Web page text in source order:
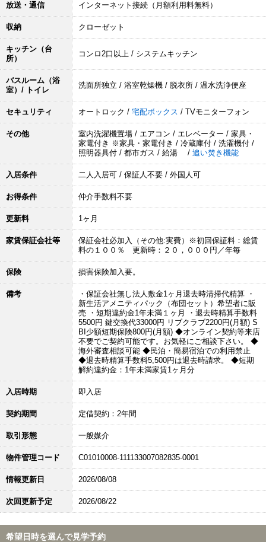
放送・通信 インターネット接続（月額利用料無料）
収納 クローゼット
キッチン（台
所）
コンロ2口以上 / システムキッチン
バスルーム（浴
室）/ トイレ
洗面所独立 / 浴室乾燥機 / 脱衣所 / 温水洗浄便座
セキュリティ オートロック / 宅配ボックス / TVモニターフォン
その他
室内洗濯機置場 / エアコン / エレベーター / 家具・
家電付き ※家具・家電付き / 冷蔵庫付 / 洗濯機付 /
照明器具付 / 都市ガス / 給湯 / 追い焚き機能
入居条件 二人入居可 / 保証人不要 / 外国人可
お得条件 仲介手数料不要
更新料 1ヶ月
家賃保証会社等
保証会社必加入（その他:実費）※初回保証料：総賃
料の１００％ 更新時：２０，０００円／年毎
保険 損害保険加入要。
備考
・保証会社無し法人敷金1ヶ月退去時清掃代精算 ・
新生活アメニティパック（布団セット）希望者に販
売 ・短期違約金1年未満１ヶ月 ・退去時精算手数料
5500円 鍵交換代33000円 リブクラブ2200円(月額) S
BI少額短期保険800円(月額) ◆オンライン契約等来店
不要でご契約可能です。お気軽にご相談下さい。 ◆
海外審査相談可能 ◆民泊・簡易宿泊での利用禁止
◆退去時精算手数料5,500円は退去時請求。 ◆短期
解約違約金：1年未満家賃1ヶ月分
入居時期 即入居
契約期間 定借契約：2年間
取引形態 一般媒介
物件管理コード C01010008-111133007082835-0001
情報更新日 2026/08/08
次回更新予定 2026/08/22
希望日時を選んで見学予約